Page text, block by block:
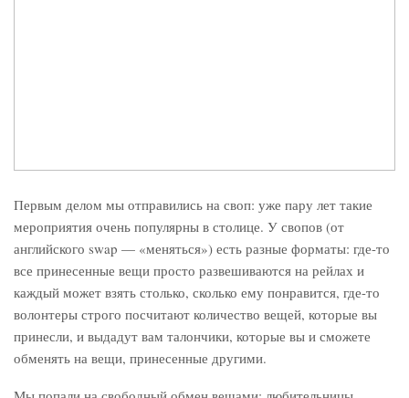
Первым делом мы отправились на своп: уже пару лет такие
мероприятия очень популярны в столице. У свопов (от
английского swap — «меняться») есть разные форматы: где-то
все принесенные вещи просто развешиваются на рейлах и
каждый может взять столько, сколько ему понравится, где-то
волонтеры строго посчитают количество вещей, которые вы
принесли, и выдадут вам талончики, которые вы и сможете
обменять на вещи, принесенные другими.